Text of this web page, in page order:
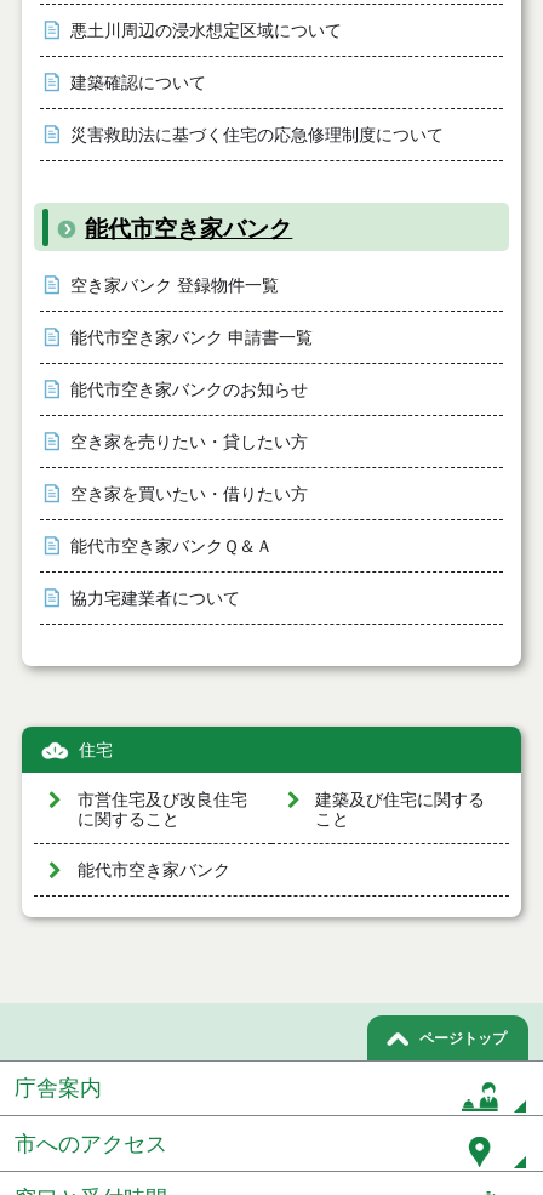
悪土川周辺の浸水想定区域について
建築確認について
災害救助法に基づく住宅の応急修理制度について
能代市空き家バンク
空き家バンク 登録物件一覧
能代市空き家バンク 申請書一覧
能代市空き家バンクのお知らせ
空き家を売りたい・貸したい方
空き家を買いたい・借りたい方
能代市空き家バンクＱ＆Ａ
協力宅建業者について
住宅
市営住宅及び改良住宅
に関すること
建築及び住宅に関する
こと
能代市空き家バンク
ページトップ
庁舎案内
市へのアクセス